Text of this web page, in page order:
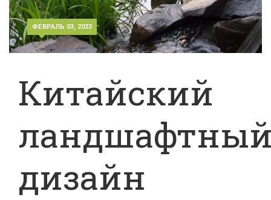
ФЕВРАЛЬ 03, 2023
Китайский
дизайн